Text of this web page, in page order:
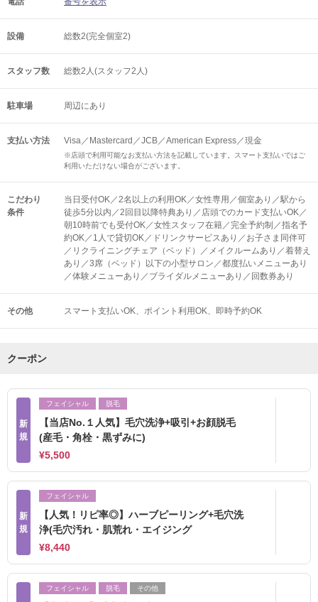
設備 総数2(完全個室2)
スタッフ数 総数2人(スタッフ2人)
駐車場 周辺にあり
支払い方法 Visa／Mastercard／JCB／American Express／現金
※店頭で利用可能なお支払い方法を記載しています。スマート支払いではご
利用いただけない場合がございます。
こだわり
条件
当日受付OK／2名以上の利用OK／女性専用／個室あり／駅から
徒歩5分以内／2回目以降特典あり／店頭でのカード支払いOK／
朝10時前でも受付OK／女性スタッフ在籍／完全予約制／指名予
約OK／1人で貸切OK／ドリンクサービスあり／お子さま同伴可
／リクライニングチェア（ベッド）／メイクルームあり／着替え
あり／3席（ベッド）以下の小型サロン／都度払いメニューあり
／体験メニューあり／ブライダルメニューあり／回数券あり
その他 スマート支払いOK ポイント利用OK 即時予約OK
クーポン
新
規
フェイシャル 脱毛
【当店No.１人気】毛穴洗浄+吸引+お顔脱毛
(産毛・角栓・黒ずみに)
¥5,500
新
規
フェイシャル
【人気！リピ率◎】ハーブピーリング+毛穴洗
浄(毛穴汚れ・肌荒れ・エイジング
¥8,440
フェイシャル 脱毛 その他